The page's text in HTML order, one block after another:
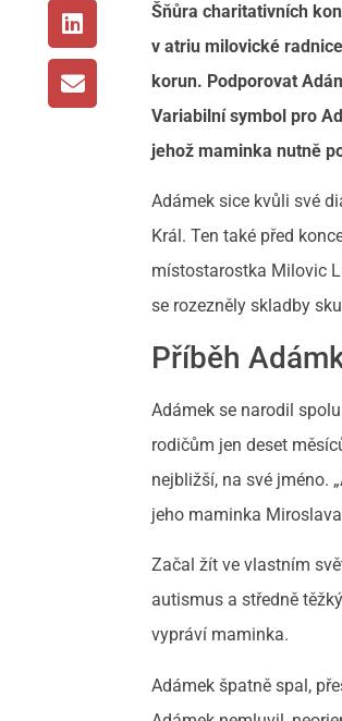
Šňůra charitativních
v atriu milovické
korun. Podporovat
Variabilní symbol pro
jehož maminka nutně
Adámek sice kvůli své
Král. Ten také před
místostarostka Milovic
se rozezněly skladby
Příběh
Adámek se narodil
rodičům jen deset
nejbližší, na své jméno.
jeho maminka
Začal žít ve vlastním
autismus a středně
vypráví maminka.
Adámek špatně spal,